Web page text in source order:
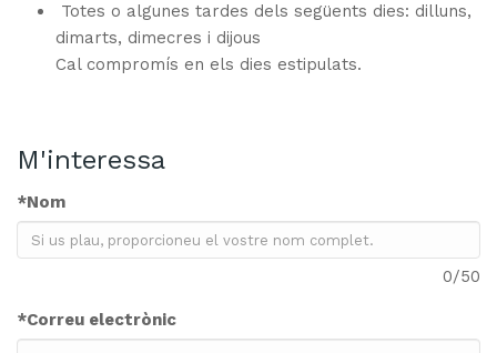
Totes o algunes tardes dels següents dies: dilluns,
dimarts, dimecres i dijous
Cal compromís en els dies estipulats.
M'interessa
*Nom
0/50
*Correu electrònic